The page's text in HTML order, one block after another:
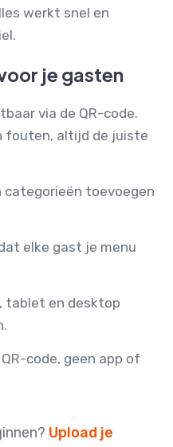
werkt snel en
je gasten
via de QR-code.
fouten, altijd de juiste
categorieën toevoegen
elke gast je menu
tablet en desktop
code, geen app of
Upload je